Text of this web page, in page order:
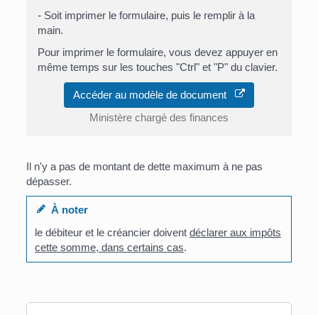
- Soit imprimer le formulaire, puis le remplir à la
main.
Pour imprimer le formulaire, vous devez appuyer en
même temps sur les touches "Ctrl" et "P" du clavier.
Accéder au modèle de document
Ministère chargé des finances
Il n'y a pas de montant de dette maximum à ne pas
dépasser.
À noter
le débiteur et le créancier doivent déclarer aux impôts
cette somme, dans certains cas.